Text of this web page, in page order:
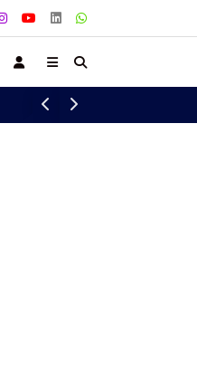
voleybol maçı ne